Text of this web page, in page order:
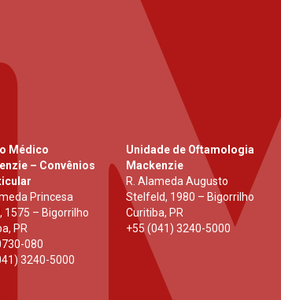
Médico
– Convênios
Princesa
1575 – Bigorrilho
PR
080
3240-5000
Unidade de Oftamologia
Mackenzie
R. Alameda Augusto
Stelfeld, 1980 – Bigorrilho
Curitiba, PR
+55 (041) 3240-5000